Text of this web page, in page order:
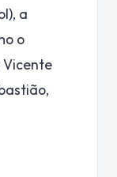
a
o
Vicente